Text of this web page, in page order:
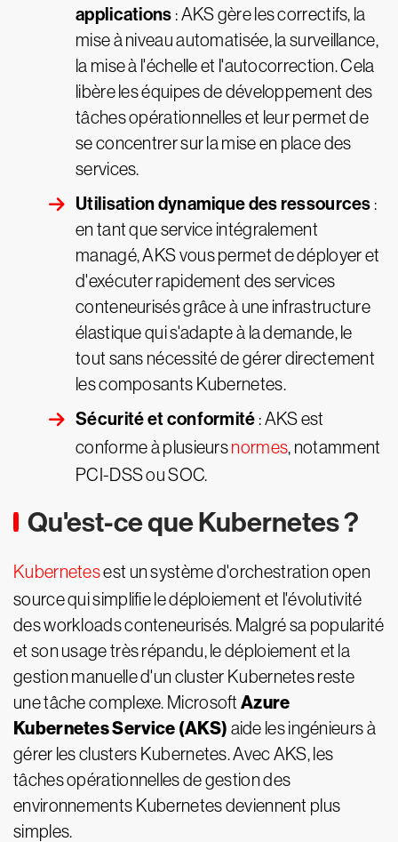
applications : AKS gère les correctifs, la
mise à niveau automatisée, la surveillance,
la mise à l'échelle et l'autocorrection. Cela
libère les équipes de développement des
tâches opérationnelles et leur permet de
se concentrer sur la mise en place des
services.
Utilisation dynamique des ressources :
en tant que service intégralement
managé, AKS vous permet de déployer et
d'exécuter rapidement des services
conteneurisés grâce à une infrastructure
élastique qui s'adapte à la demande, le
tout sans nécessité de gérer directement
les composants Kubernetes.
Sécurité et conformité : AKS est
conforme à plusieursnormes, notamment
PCI-DSS ou SOC.
Qu'est-ce que Kubernetes ?
Kubernetesest un système d'orchestration open
source qui simplifie le déploiement et l'évolutivité
des workloads conteneurisés. Malgré sa popularité
et son usage très répandu, le déploiement et la
gestion manuelle d'un cluster Kubernetes reste
une tâche complexe. MicrosoftAzure
Kubernetes Service (AKS) aide les ingénieurs à
gérer les clusters Kubernetes. Avec AKS, les
tâches opérationnelles de gestion des
environnements Kubernetes deviennent plus
simples.